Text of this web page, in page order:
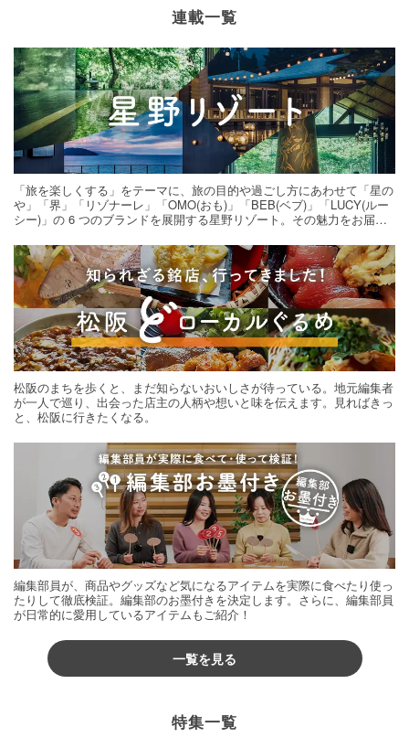
連載一覧
「旅を楽しくする」をテーマに、旅の目的や過ごし方にあわせて「星の
や」「界」「リゾナーレ」「OMO(おも)」「BEB(ベブ)」「LUCY(ルー
シー)」の 6 つのブランドを展開する星野リゾート。その魅力をお届け
松阪のまちを歩くと、まだ知らないおいしさが待っている。地元編集者
が一人で巡り、出会った店主の人柄や想いと味を伝えます。見ればきっ
と、松阪に行きたくなる。
編集部員が、商品やグッズなど気になるアイテムを実際に食べたり使っ
たりして徹底検証。編集部のお墨付きを決定します。さらに、編集部員
が日常的に愛用しているアイテムもご紹介！
一覧を見る
特集一覧